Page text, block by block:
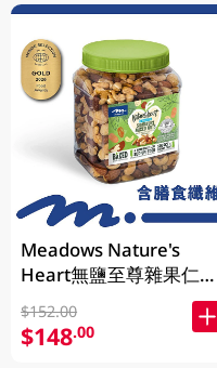
Meadows Nature's
Heart無鹽至尊雜果仁
1KG (包裝隨機發放)
$152.00
$148.00